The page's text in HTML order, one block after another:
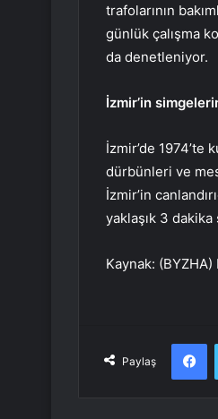
trafolarının
günlük çalışma
da denetleniyor.
İzmir’in
İzmir’de 1974’te
dürbünleri ve
İzmir’in
yaklaşık 3
Kaynak: (BYZHA)
Paylaş